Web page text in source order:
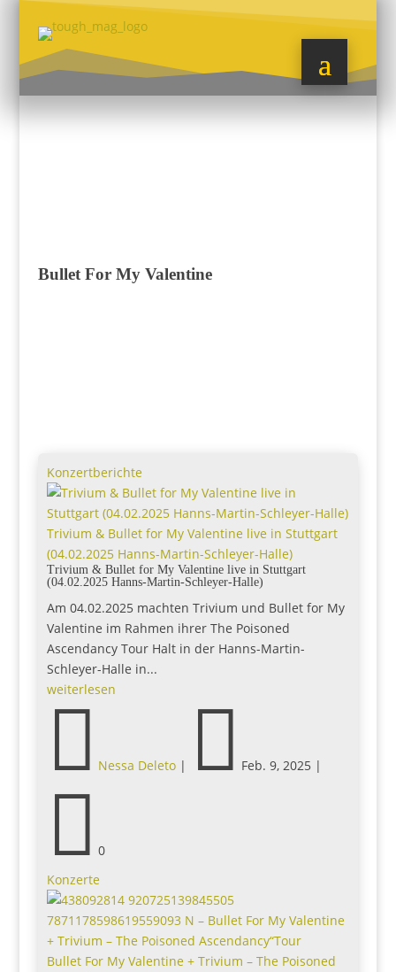
Bullet For My Valentine
Konzertberichte
Trivium & Bullet for My Valentine live in Stuttgart
(04.02.2025 Hanns-Martin-Schleyer-Halle)
Trivium & Bullet for My Valentine live in Stuttgart
(04.02.2025 Hanns-Martin-Schleyer-Halle)
Am 04.02.2025 machten Trivium und Bullet for My
Valentine im Rahmen ihrer The Poisoned
Ascendancy Tour Halt in der Hanns-Martin-
Schleyer-Halle in...
weiterlesen
 Nessa Deleto|  Feb. 9, 2025 |
 0
Konzerte
Bullet For My Valentine + Trivium – The Poisoned